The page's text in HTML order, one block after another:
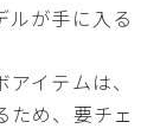
ルが手に入る
イテムは、
ため、要チェ